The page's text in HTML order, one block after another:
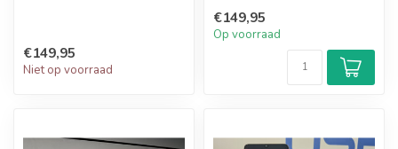
€149,95
Niet op voorraad
€149,95
Op voorraad